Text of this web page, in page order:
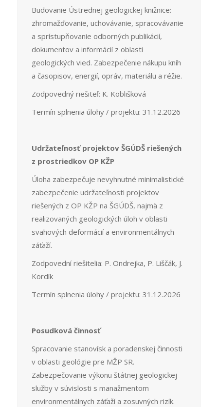
Budovanie Ústrednej geologickej knižnice:
zhromažďovanie, uchovávanie, spracovávanie
a sprístupňovanie odborných publikácií,
dokumentov a informácií z oblasti
geologických vied. Zabezpečenie nákupu kníh
a časopisov, energií, opráv, materiálu a réžie.
Zodpovedný riešiteľ: K. Koblišková
Termín splnenia úlohy / projektu: 31.12.2026
Udržateľnosť projektov ŠGÚDŠ riešených
z prostriedkov OP KŽP
Úloha zabezpečuje nevyhnutné minimalistické
zabezpečenie udržateľnosti projektov
riešených z OP KŽP na ŠGÚDŠ, najmä z
realizovaných geologických úloh v oblasti
svahových deformácií a environmentálnych
záťaží.
Zodpovední riešitelia: P. Ondrejka, P. Liščák, J.
Kordík
Termín splnenia úlohy / projektu: 31.12.2026
Posudková činnosť
Spracovanie stanovísk a poradenskej činnosti
v oblasti geológie pre MŽP SR.
Zabezpečovanie výkonu štátnej geologickej
služby v súvislosti s manažmentom
environmentálnych záťaží a zosuvných rizík.